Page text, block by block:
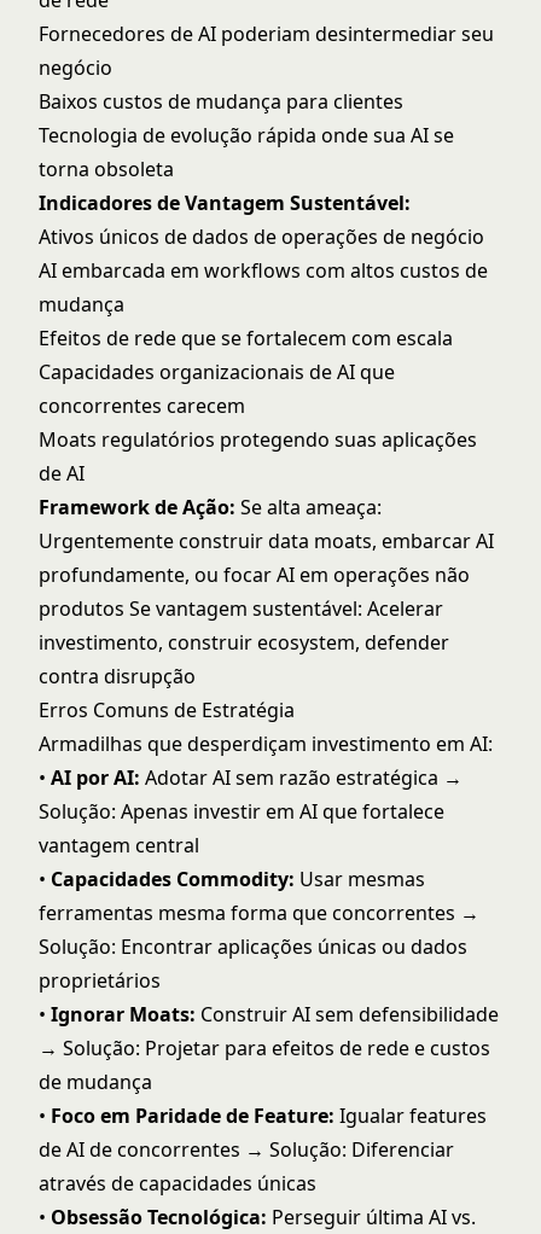
Fornecedores de AI poderiam desintermediar seu
negócio
Baixos custos de mudança para clientes
Tecnologia de evolução rápida onde sua AI se
torna obsoleta
Indicadores de Vantagem Sustentável:
Ativos únicos de dados de operações de negócio
AI embarcada em workflows com altos custos de
mudança
Efeitos de rede que se fortalecem com escala
Capacidades organizacionais de AI que
concorrentes carecem
Moats regulatórios protegendo suas aplicações
de AI
Framework de Ação: Se alta ameaça:
Urgentemente construir data moats, embarcar AI
profundamente, ou focar AI em operações não
produtos Se vantagem sustentável: Acelerar
investimento, construir ecosystem, defender
contra disrupção
Erros Comuns de Estratégia
Armadilhas que desperdiçam investimento em AI:
• AI por AI: Adotar AI sem razão estratégica →
Solução: Apenas investir em AI que fortalece
vantagem central
• Capacidades Commodity: Usar mesmas
ferramentas mesma forma que concorrentes →
Solução: Encontrar aplicações únicas ou dados
proprietários
• Ignorar Moats: Construir AI sem defensibilidade
→ Solução: Projetar para efeitos de rede e custos
de mudança
• Foco em Paridade de Feature: Igualar features
de AI de concorrentes → Solução: Diferenciar
através de capacidades únicas
• Obsessão Tecnológica: Perseguir última AI vs.